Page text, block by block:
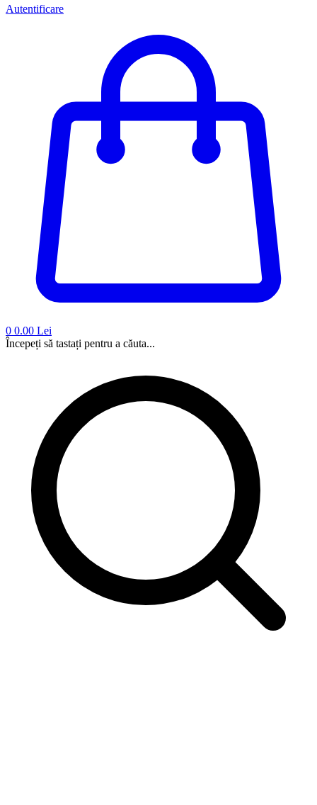
Autentificare
0 0.00 Lei
Începeți să tastați pentru a căuta...